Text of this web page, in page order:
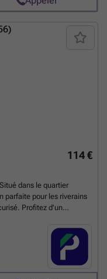
114 €
dans le quartier
parfaite pour les riverains
Profitez d'un
des grands axes
et offre un
Le parking est également
les véhicules électriques.
à présent en ligne ! Vous